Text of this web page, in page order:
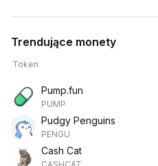
Trendujące monety
Token
Pump.fun
PUMP
Pudgy Penguins
PENGU
Cash Cat